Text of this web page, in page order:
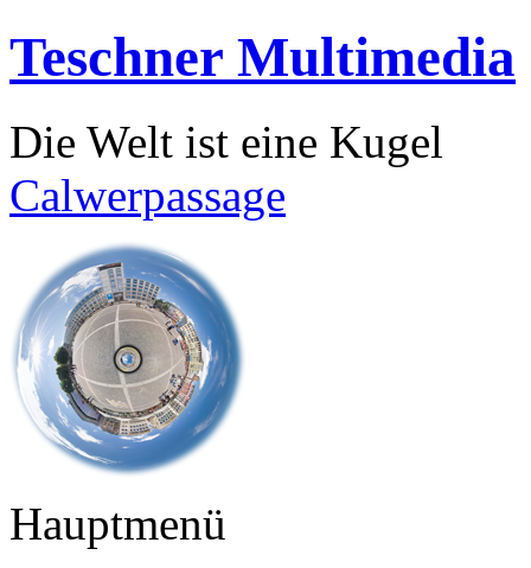
Teschner Multimedia
Die Welt ist eine Kugel
Calwerpassage
Hauptmenü